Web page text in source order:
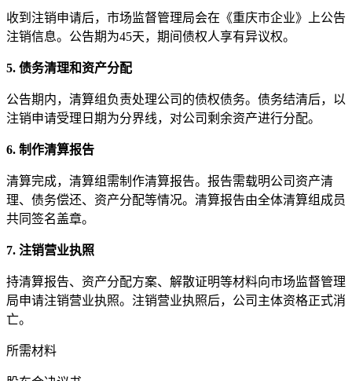
收到注销申请后，市场监督管理局会在《重庆市企业》上公告
注销信息。公告期为45天，期间债权人享有异议权。
5. 债务清理和资产分配
公告期内，清算组负责处理公司的债权债务。债务结清后，以
注销申请受理日期为分界线，对公司剩余资产进行分配。
6. 制作清算报告
清算完成，清算组需制作清算报告。报告需载明公司资产清
理、债务偿还、资产分配等情况。清算报告由全体清算组成员
共同签名盖章。
7. 注销营业执照
持清算报告、资产分配方案、解散证明等材料向市场监督管理
局申请注销营业执照。注销营业执照后，公司主体资格正式消
亡。
所需材料